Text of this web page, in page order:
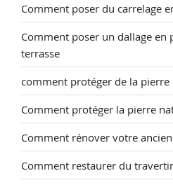
Comment poser du carrelage
Comment poser un dallage
terrasse
comment protéger de la
Comment protéger la pierre
Comment rénover votre
Comment restaurer du